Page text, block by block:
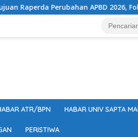
Perubahan APBD 2026, Fokus
ATR/BPN HABAR UNIV SAPTA
PERISTIWA